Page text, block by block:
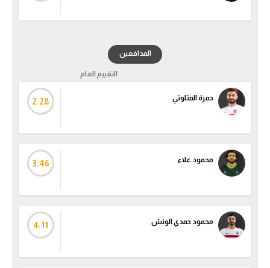
الدوري السعودي للمحترفين
كل البطولات
أقسام
الكرة المصرية
الكرة الأوروبية
الكرة الإفريقية
منتخب مصر
المدافعين
التقييم العام
حمزة المثلوثي 2.28
محمود علاء 3.46
محمود حمدي الونش 4.11